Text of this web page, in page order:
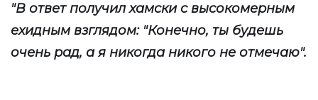
"В ответ получил хамски с высокомерным
ехидным взглядом: "Конечно, ты будешь
очень рад, а я никогда никого не отмечаю".